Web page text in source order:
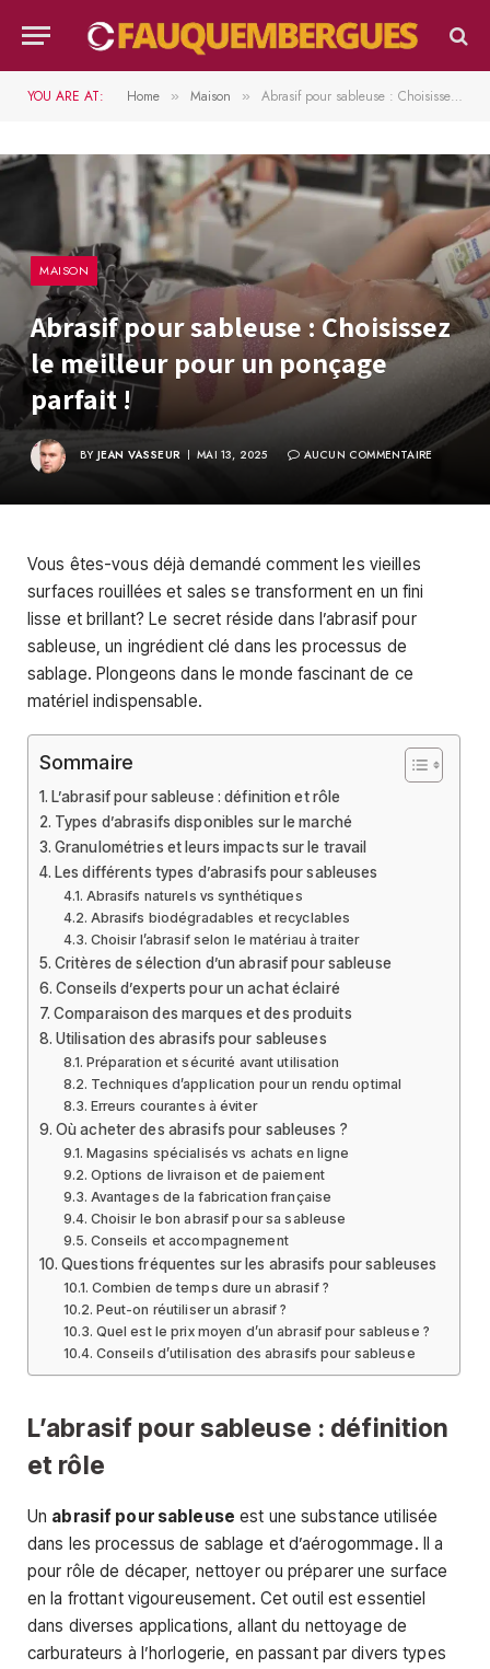
YOU ARE AT: Home » Maison » Abrasif pour sableuse : Choisissez le meilleur pour un ponçage parfait !
MAISON
Abrasif pour sableuse : Choisissez
le meilleur pour un ponçage
parfait !
BY JEAN VASSEUR MAI 13, 2025 AUCUN COMMENTAIRE
Vous êtes-vous déjà demandé comment les vieilles
surfaces rouillées et sales se transforment en un fini
lisse et brillant? Le secret réside dans l’abrasif pour
sableuse, un ingrédient clé dans les processus de
sablage. Plongeons dans le monde fascinant de ce
matériel indispensable.
Sommaire
L’abrasif pour sableuse : définition et rôle
Types d’abrasifs disponibles sur le marché
Granulométries et leurs impacts sur le travail
Les différents types d’abrasifs pour sableuses
Abrasifs naturels vs synthétiques
Abrasifs biodégradables et recyclables
Choisir l’abrasif selon le matériau à traiter
Critères de sélection d’un abrasif pour sableuse
Conseils d’experts pour un achat éclairé
Comparaison des marques et des produits
Utilisation des abrasifs pour sableuses
Préparation et sécurité avant utilisation
Techniques d’application pour un rendu optimal
Erreurs courantes à éviter
Où acheter des abrasifs pour sableuses ?
Magasins spécialisés vs achats en ligne
Options de livraison et de paiement
Avantages de la fabrication française
Choisir le bon abrasif pour sa sableuse
Conseils et accompagnement
Questions fréquentes sur les abrasifs pour sableuses
Combien de temps dure un abrasif ?
Peut-on réutiliser un abrasif ?
Quel est le prix moyen d’un abrasif pour sableuse ?
Conseils d’utilisation des abrasifs pour sableuse
L’abrasif pour sableuse : définition
et rôle
Un abrasif pour sableuse est une substance utilisée
dans les processus de sablage et d’aérogommage. Il a
pour rôle de décaper, nettoyer ou préparer une surface
en la frottant vigoureusement. Cet outil est essentiel
dans diverses applications, allant du nettoyage de
carburateurs à l’horlogerie, en passant par divers types